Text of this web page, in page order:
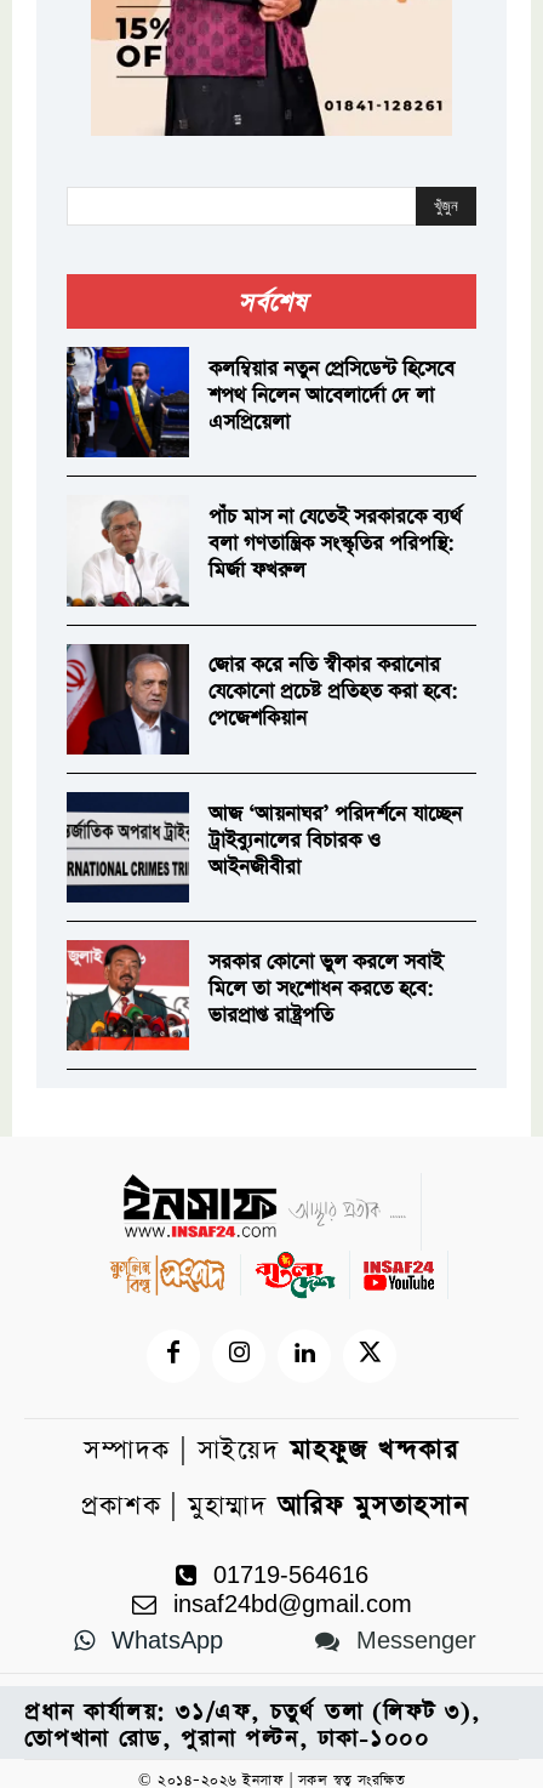
খুঁজুন
সর্বশেষ
কলম্বিয়ার নতুন প্রেসিডেন্ট হিসেবে
শপথ নিলেন আবেলার্দো দে লা
এসপ্রিয়েলা
পাঁচ মাস না যেতেই সরকারকে ব্যর্থ
বলা গণতান্ত্রিক সংস্কৃতির পরিপন্থি:
মির্জা ফখরুল
জোর করে নতি স্বীকার করানোর
যেকোনো প্রচেষ্ট প্রতিহত করা হবে:
পেজেশকিয়ান
আজ ‘আয়নাঘর’ পরিদর্শনে যাচ্ছেন
ট্রাইব্যুনালের বিচারক ও
আইনজীবীরা
সরকার কোনো ভুল করলে সবাই
মিলে তা সংশোধন করতে হবে:
ভারপ্রাপ্ত রাষ্ট্রপতি
সম্পাদক | সাইয়েদমাহফুজ খন্দকার
প্রকাশক | মুহাম্মাদআরিফ মুসতাহসান
01719-564616
insaf24bd@gmail.com
WhatsApp
Messenger
প্রধান কার্যালয়: ৩১/এফ, চতুর্থ তলা (লিফট ৩),
তোপখানা রোড, পুরানা পল্টন, ঢাকা-১০০০
© ২০১৪–২০২৬ ইনসাফ | সকল স্বত্ব সংরক্ষিত